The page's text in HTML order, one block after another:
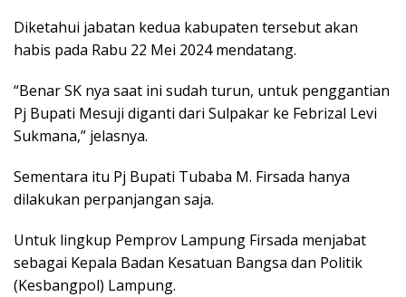
Diketahui jabatan kedua kabupaten tersebut akan
habis pada Rabu 22 Mei 2024 mendatang.
“Benar SK nya saat ini sudah turun, untuk penggantian
Pj Bupati Mesuji diganti dari Sulpakar ke Febrizal Levi
Sukmana,” jelasnya.
Sementara itu Pj Bupati Tubaba M. Firsada hanya
dilakukan perpanjangan saja.
Untuk lingkup Pemprov Lampung Firsada menjabat
sebagai Kepala Badan Kesatuan Bangsa dan Politik
(Kesbangpol) Lampung.